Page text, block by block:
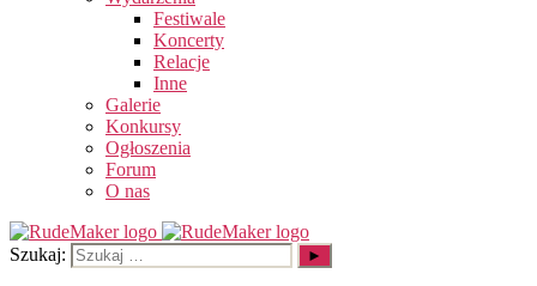
Festiwale
Koncerty
Relacje
Inne
Galerie
Konkursy
Ogłoszenia
Forum
O nas
Szukaj: